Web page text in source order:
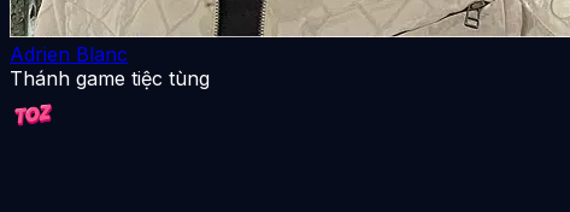
Adrien Blanc
Thánh game tiệc tùng